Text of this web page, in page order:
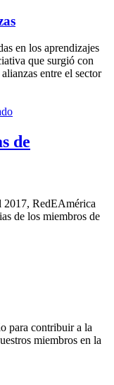
en los aprendizajes
que surgió con
entre el sector
de
2017, RedEAmérica
de los miembros de
para contribuir a la
miembros en la